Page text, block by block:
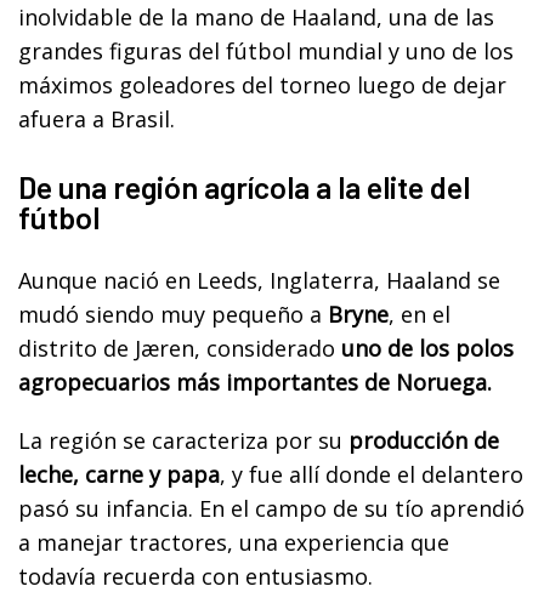
inolvidable de la mano de Haaland, una de las
grandes figuras del fútbol mundial y uno de los
máximos goleadores del torneo luego de dejar
afuera a Brasil.
De una región agrícola a la elite del
fútbol
Aunque nació en Leeds, Inglaterra, Haaland se
mudó siendo muy pequeño a Bryne, en el
distrito de Jæren, considerado uno de los polos
agropecuarios más importantes de Noruega.
La región se caracteriza por su producción de
leche, carne y papa, y fue allí donde el delantero
pasó su infancia. En el campo de su tío aprendió
a manejar tractores, una experiencia que
todavía recuerda con entusiasmo.